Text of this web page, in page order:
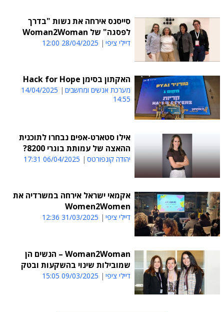
סייסנס אירחה את נשות "בדרך
לפסגה" של Woman2Woman
דיילי ציפי 28/04/2025 12:00
האקתון בסימן Hack for Hope
מערכת אנשים ומחשבים
14/04/2025
14:55
אילו סטארט-אפים נבחרו לתוכנית
ההאצה של עמותת בוגרי 8200?
יהודה קונפורטס 06/04/2025 17:31
אקמאי ישראל אירחה במשרדיה את
Women2Women
דיילי ציפי 31/03/2025 12:36
Woman2Woman – הנשים הן
שמובילות שינוי בהשקעות ובטק
דיילי ציפי 09/03/2025 15:05